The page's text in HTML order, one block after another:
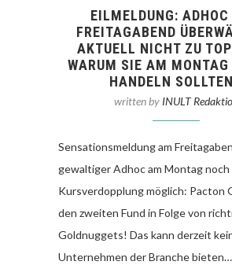
EILMELDUNG: ADHOC
FREITAGABEND
AKTUELL NICHT ZU
WARUM SIE AM MONTAG
HANDELN
written by INULT
Sensationsmeldung am
gewaltiger Adhoc am Montag noch
Kursverdopplung möglich: Pacton
den zweiten Fund in Folge von
Goldnuggets! Das kann derzeit
Unternehmen der Branche bieten…